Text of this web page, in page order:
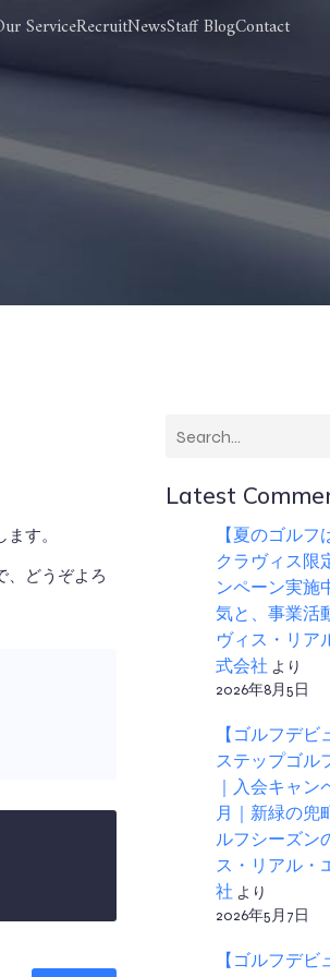
ServiceRecruitNewsStaff BlogContact
す。
、どうぞよろ
Latest
【夏のゴルフ
クラヴィス限
ンペーン実施
気と、事業活
ヴィス・リア
式会社 より
2026年8月5日
【ゴルフデビ
ステップゴル
｜入会キャン
月｜新緑の兜
ルフシーズン
ス・リアル・
社 より
2026年5月7日
【ゴルフデビ